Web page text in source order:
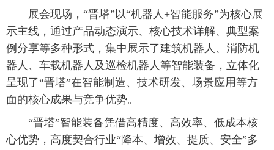
展会现场，“晋塔”以“机器人+智能服务”为核心展
示主线，通过产品动态演示、核心技术详解、典型案
例分享等多种形式，集中展示了建筑机器人、消防机
器人、车载机器人及巡检机器人等智能装备，立体化
呈现了“晋塔”在智能制造、技术研发、场景应用等方
面的核心成果与竞争优势。
“晋塔”智能装备凭借高精度、高效率、低成本核
心优势，高度契合行业“降本、增效、提质、安全”多